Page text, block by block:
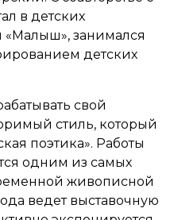
в детских
«Малыш», занимался
детских
свой
стиль, который
поэтика». Работы
одним из самых
живописной
ведет выставочную